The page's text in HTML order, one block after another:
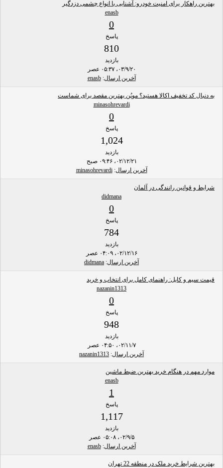
بهترین راهکار برای امنیت خودرو: آشنایی با انواع چشمی دزدگیر
enasb
0
پاسخ
810
بازدید
۰۳/۹/۲۰، ۰۵:۳۷ عصر
آخرین ارسال:
enasb
به دنبال کد تخفیف اکالا هستید؟ موپُن بهترین مقصد برای شماست
minasohrevardi
0
پاسخ
1,024
بازدید
۰۲/۱۲/۲۱، ۰۹:۴۶ صبح
آخرین ارسال:
minasohrevardi
شرایط و قوانین رانندگی در آلمان
didmana
0
پاسخ
784
بازدید
۰۲/۱۲/۱۶، ۰۴:۰۹ عصر
آخرین ارسال:
didmana
قیمت سیم و کابل: راهنمای کامل برای انتخاب و خرید
nazanin1313
0
پاسخ
948
بازدید
۰۲/۱۱/۷، ۰۴:۵۰ عصر
آخرین ارسال:
nazanin1313
موارد مهم در هنگام خرید بهترین ضبط ماشین
enasb
1
پاسخ
1,117
بازدید
۰۲/۹/۵، ۰۵:۰۸ عصر
آخرین ارسال:
enasb
بهترین شرایط خرید ملک در منطقه 22 تهران